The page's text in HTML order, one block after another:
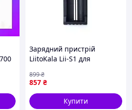
Заболотного, 58.
У деяких випадках
можлива доставка через
«Укрпошту» – уточнюйте
деталі у наших операторів.
зручність і надаємо лише
Зарядний пристрій
LiitoKala Lii-S1 для
1-канальний 5V Black
857 ₴
899₴
Купити